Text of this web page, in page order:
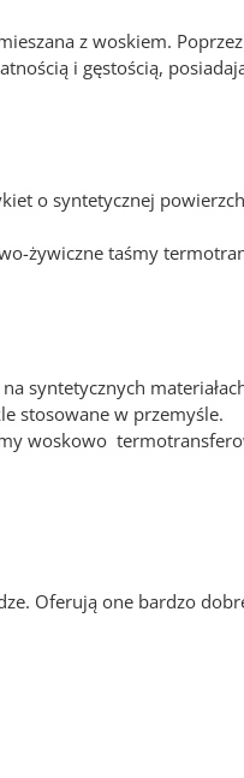
z woskiem. Poprzez
i gęstością,
o syntetycznej
żywiczne taśmy
syntetycznych
stosowane w przemyśle.
woskowo
Oferują one bardzo